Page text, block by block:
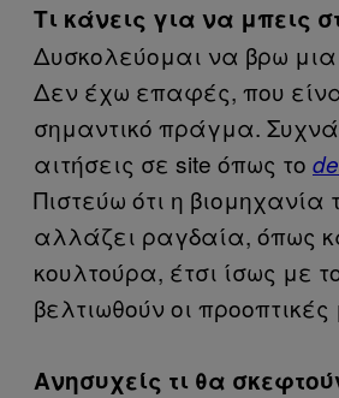
Τι κάνεις για να μπεις
Δυσκολεύομαι να βρω μια
Δεν έχω επαφές, που
σημαντικό πράγμα.
αιτήσεις σε site όπως το
Πιστεύω ότι η βιομηχανία
αλλάζει ραγδαία, όπως
κουλτούρα, έτσι ίσως με
βελτιωθούν οι προοπτικές
Ανησυχείς τι θα